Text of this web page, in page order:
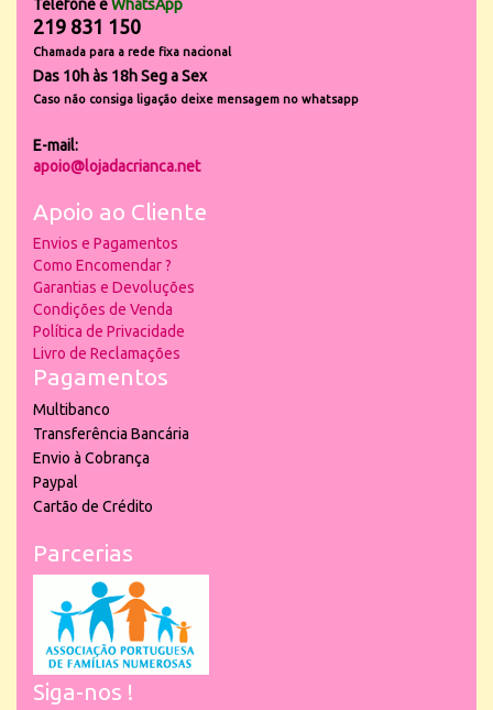
Telefone eWhatsApp
219 831 150
Chamada para a rede fixa nacional
Das 10h às 18h Seg a Sex
Caso não consiga ligação deixe mensagem no whatsapp
E-mail:
apoio@lojadacrianca.net
Apoio ao Cliente
Envios e Pagamentos
Como Encomendar ?
Garantias e Devoluções
Condições de Venda
Política de Privacidade
Livro de Reclamações
Pagamentos
Multibanco
Transferência Bancária
Envio à Cobrança
Paypal
Cartão de Crédito
Parcerias
Siga-nos !